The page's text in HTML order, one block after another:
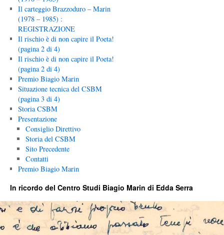
Il carteggio Brazzoduro – Marin
(1978 – 1985) :
REGISTRAZIONE
Il rischio è di non capire il Poeta!
(pagina 2 di 4)
Il rischio è di non capire il Poeta!
(pagina 2 di 4)
Premio Biagio Marin
Situazione tecnica del CSBM
(pagina 3 di 4)
Storia CSBM
Presentazione
Consiglio Direttivo
Storia del CSBM
Sito Precedente
Contatti
Premio Biagio Marin
In ricordo del Centro Studi Biagio Marin di Edda Serra